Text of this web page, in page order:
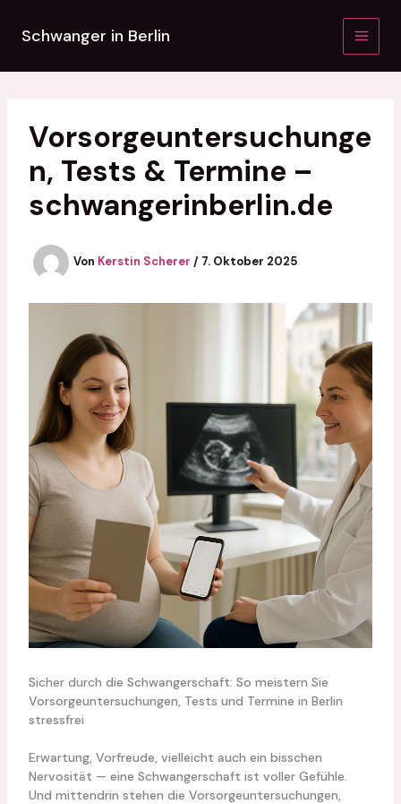
Inhalt
springenSchwanger in Berlin
Vorsorgeuntersuchunge
n, Tests & Termine –
schwangerinberlin.de
Von Kerstin Scherer / 7. Oktober 2025
Sicher durch die Schwangerschaft: So meistern Sie
Vorsorgeuntersuchungen, Tests und Termine in Berlin
stressfrei
Erwartung, Vorfreude, vielleicht auch ein bisschen
Nervosität — eine Schwangerschaft ist voller Gefühle.
Und mittendrin stehen die Vorsorgeuntersuchungen,